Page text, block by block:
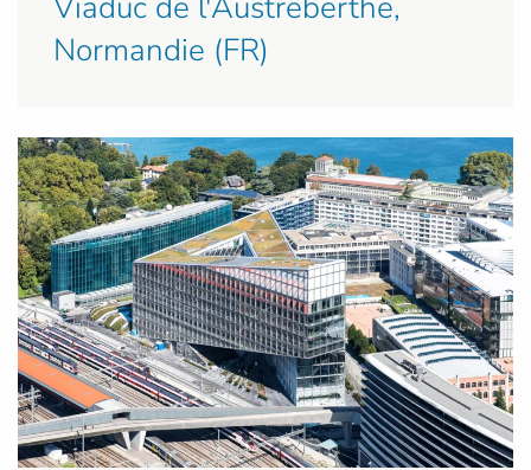
Normandie (FR)